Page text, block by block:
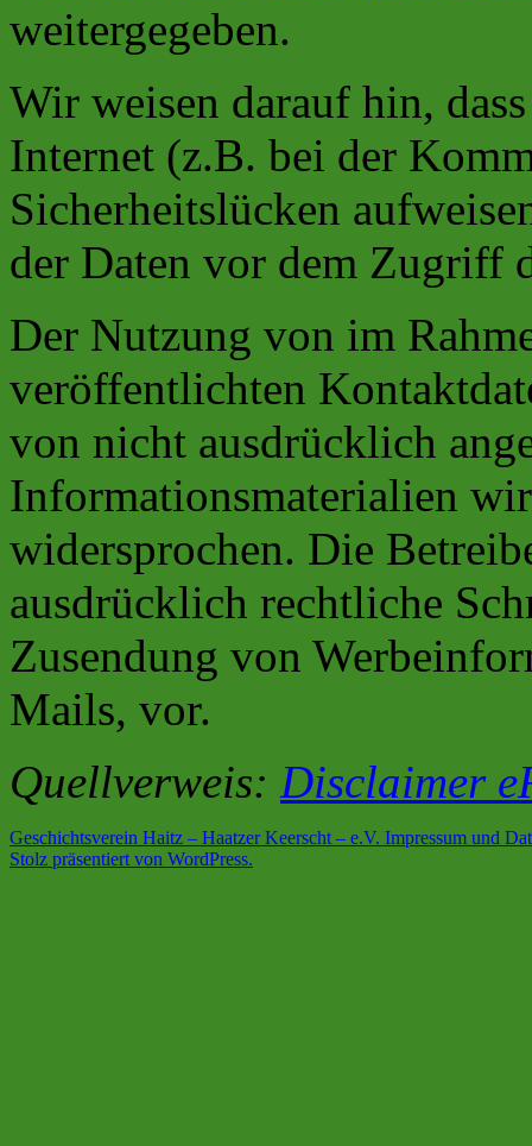
weitergegeben.
Wir weisen darauf hin,
Internet (z.B. bei der
Sicherheitslücken
der Daten vor dem Zugriff
Der Nutzung von im
veröffentlichten
von nicht ausdrücklich
Informationsmaterialien
widersprochen. Die
ausdrücklich rechtliche
Zusendung von
Mails, vor.
Quellverweis: Disclaimer
Geschichtsverein Haitz – Haatzer Keerscht – e.V. Impressum und
Stolz präsentiert von WordPress.